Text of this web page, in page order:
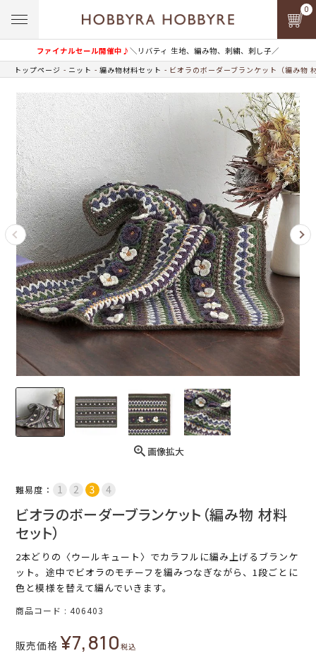
ファイナルセール開催中♪＼リバティ 生地、編み物、刺繍、刺し子／
0
トップページ ニット 編み物材料セット ビオラのボーダーブランケット（編み物
画像拡大
難易度：
ビオラのボーダーブランケット（編み物 材料
セット）
2本どりの〈ウールキュート〉でカラフルに編み上げるブランケ
ット。途中でビオラのモチーフを編みつなぎながら、1段ごとに
色と模様を替えて編んでいきます。
商品コード 406403
販売価格 ¥7,810税込